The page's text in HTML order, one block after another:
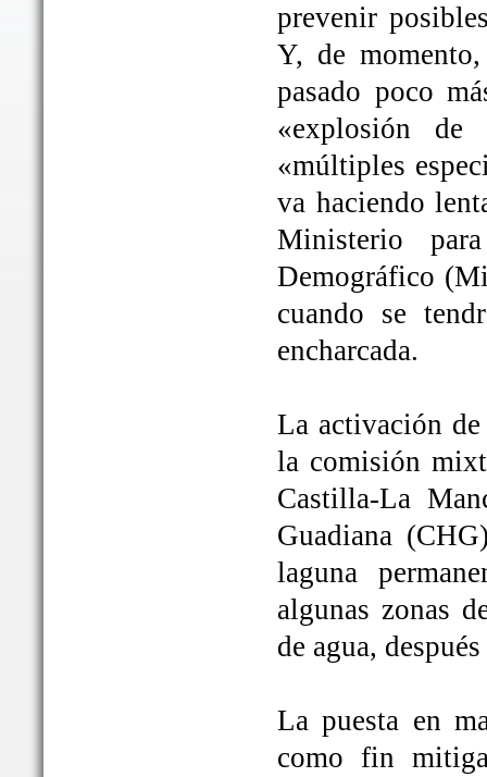
prevenir
Y, de
pasado poco
«explosión
«múltiples
va haciendo
Ministerio
Demográfico
cuando se
encharcada.
La activación
la comisión
Castilla-La
Guadiana
laguna
algunas zonas
de agua,
La puesta en
como fin